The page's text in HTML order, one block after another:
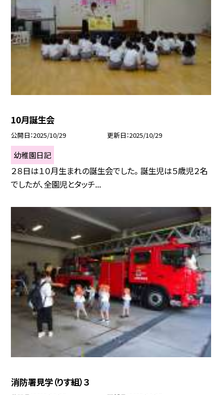
10月誕生会
公開日 2025/10/29 更新日 2025/10/29
幼稚園日記
２８日は１０月生まれの誕生会でした。 誕生児は５歳児２名
でしたが、全園児とタッチ...
消防署見学（りす組）３